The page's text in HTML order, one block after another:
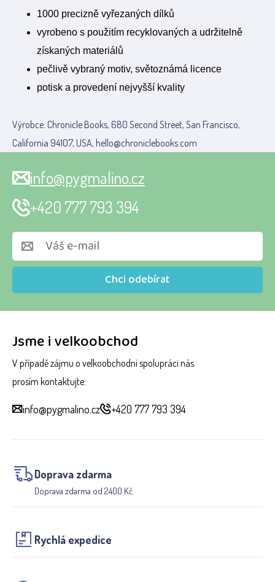
1000 precizně vyřezaných dílků
vyrobeno s použitím recyklovaných a udržitelně
získaných materiálů
pečlivě vybraný motiv, světoznámá licence
potisk a provedení nejvyšší kvality
Výrobce: Chronicle Books, 680 Second Street, San Francisco,
California 94107, USA, hello@chroniclebooks.com
Jsme i velkoobchod
V případě zájmu o velkoobchodní spolupráci nás
prosím kontaktujte.
info@pygmalino.cz +420 777 793 394
Doprava zdarma
Doprava zdarma od 2400 Kč
Rychlá expedice
Chci odebírat
info@pygmalino.cz
+420 777 793 394